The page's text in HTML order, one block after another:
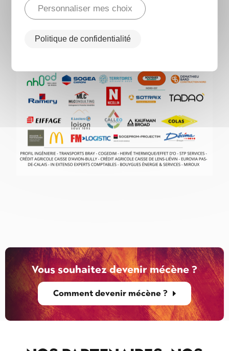
Avec le soutien
exceptionnel de nos
mécènes et sponsors 2025
Vous souhaitez devenir mécène ?
Comment devenir mécène ?
Personnaliser mes choix
Politique de confidentialité